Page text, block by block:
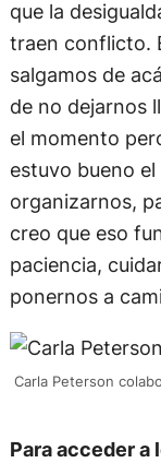
que la
traen conflicto.
salgamos de
de no dejarnos
el momento
estuvo bueno
organizarnos,
creo que eso
paciencia,
ponernos a
Carla Peterson
Para acceder a